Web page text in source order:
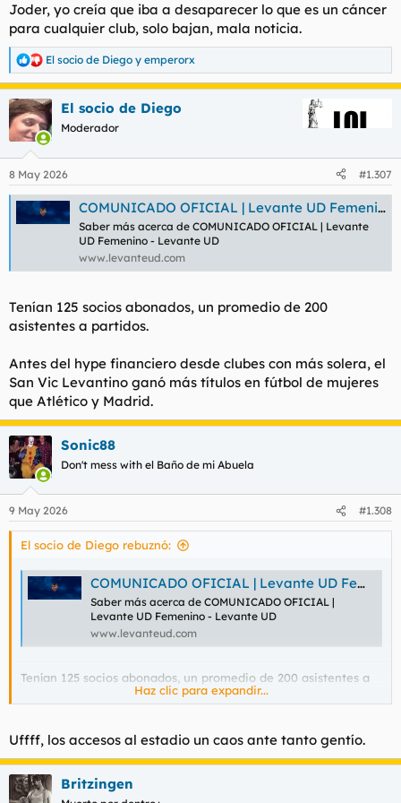
Las chapuzas que se observan en las porterías en parte se
explican por las dimensiones del arco respecto a la complexión
en fútbol de mujeres de 2m de estatura con reflejos de
volleyball y baloncesto.
Para ver este contenido, necesitaremos su consentimiento
para configurar cookies de terceros.
Para obtener información más detallada, consulte nuestra
página de cookies
Aceptar cookies de terceros
Para obtener información más detallada, consulte nuestra
página de cookies.
jugado con lo que tenían y básicamente subiendo chavalas de
la cantera y es lo que hay.
Ayer descendió tras estar siempre en Primera División.
Joder, yo creía que iba a desaparecer lo que es un cáncer
para cualquier club, solo bajan, mala noticia.
R
e
c
c
i
e
s
:
El socio de Diego y emperorx
El socio de Diego
Moderador
8 May 2026 #1.307
COMUNICADO OFICIAL | Levante UD Femenino
Saber más acerca de COMUNICADO OFICIAL | Levante
UD Femenino - Levante UD
www.levanteud.com
Tenían 125 socios abonados, un promedio de 200
asistentes a partidos.
Antes del hype financiero desde clubes con más solera, el
San Vic Levantino ganó más títulos en fútbol de mujeres
que Atlético y Madrid.
Sonic88
Don't mess with el Baño de mi Abuela
9 May 2026 #1.308
El socio de Diego rebuznó:
COMUNICADO OFICIAL | Levante UD Femenino
Saber más acerca de COMUNICADO OFICIAL |
Levante UD Femenino - Levante UD
www.levanteud.com
Tenían 125 socios abonados, un promedio de 200 asistentes a
Haz clic para expandir...
Uffff, los accesos al estadio un caos ante tanto gentío.
Britzingen